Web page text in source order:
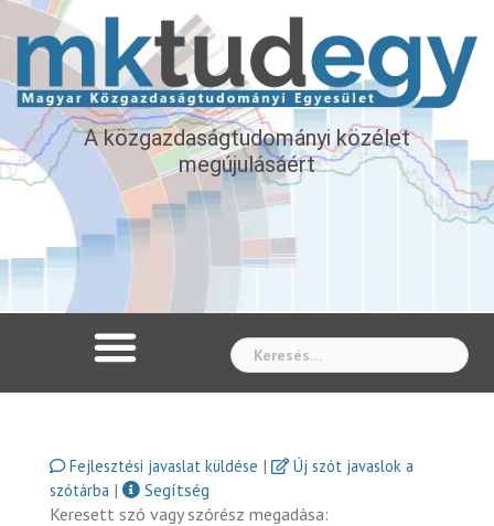
A közgazdaságtudományi közélet
megújulásáért
Fejlesztési javaslat küldése |
Új szót javaslok a
szótárba |
Segítség
Keresett szó vagy szórész megadása: